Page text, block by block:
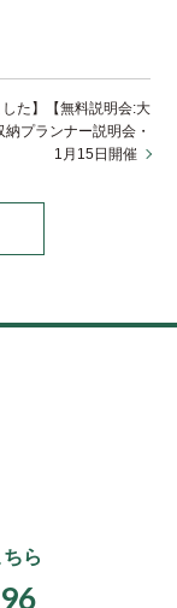
した】【無料説明会:大
納プランナー説明会・
1月15日開催
ら